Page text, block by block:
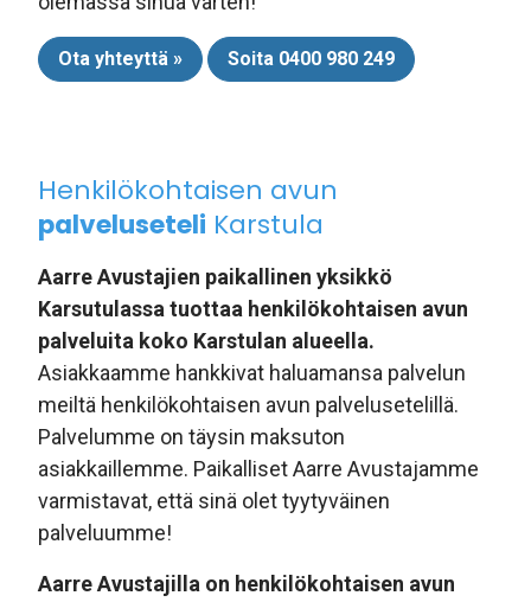
Ota yhteyttä » Soita 0400 980 249
Henkilökohtaisen avun
palveluseteli Karstula
Aarre Avustajien paikallinen yksikkö
Karsutulassa tuottaa henkilökohtaisen avun
palveluita koko Karstulan alueella.
Asiakkaamme hankkivat haluamansa palvelun
meiltä henkilökohtaisen avun palvelusetelillä.
Palvelumme on täysin maksuton
asiakkaillemme. Paikalliset Aarre Avustajamme
varmistavat, että sinä olet tyytyväinen
palveluumme!
Aarre Avustajilla on henkilökohtaisen avun